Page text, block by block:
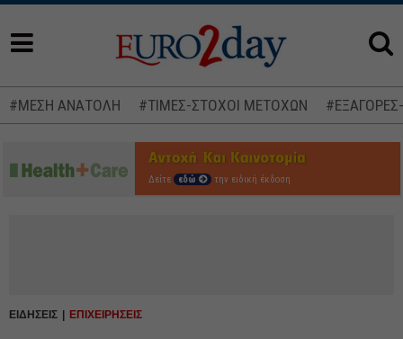
#ΜΕΣΗ ΑΝΑΤΟΛΗ #ΤΙΜΕΣ-ΣΤΟΧΟΙ ΜΕΤΟΧΩΝ
Δείτε εδώ την ειδική έκδοση
ΕΙΔΗΣΕΙΣ ΕΠΙΧΕΙΡΗΣΕΙΣ